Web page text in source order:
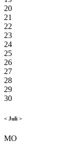
20
21
22
23
24
25
26
27
28
29
30
< Juli >
MO